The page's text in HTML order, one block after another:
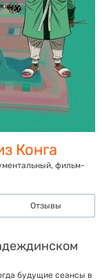
Конга
фильм-
Отзывы
будущие сеансы в